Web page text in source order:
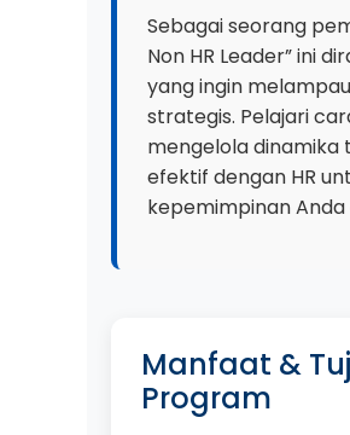
Sebagai seorang
Non HR Leader” ini
yang ingin
strategis. Pelajari
mengelola dinamika
efektif dengan HR
kepemimpinan
Manfaat &
Program